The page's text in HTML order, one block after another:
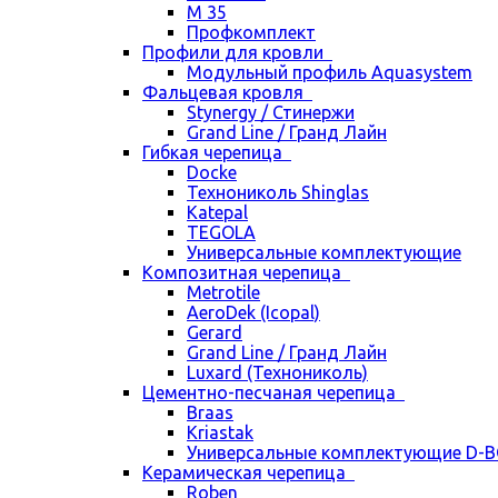
М 35
Профкомплект
Профили для кровли
Модульный профиль Aquasystem
Фальцевая кровля
Stynergy / Стинержи
Grand Line / Гранд Лайн
Гибкая черепица
Docke
Технониколь Shinglas
Katepal
TEGOLA
Универсальные комплектующие
Композитная черепица
Metrotile
AeroDek (Icopal)
Gerard
Grand Line / Гранд Лайн
Luxard (Технониколь)
Цементно-песчаная черепица
Braas
Kriastak
Универсальные комплектующие D-
Керамическая черепица
Roben